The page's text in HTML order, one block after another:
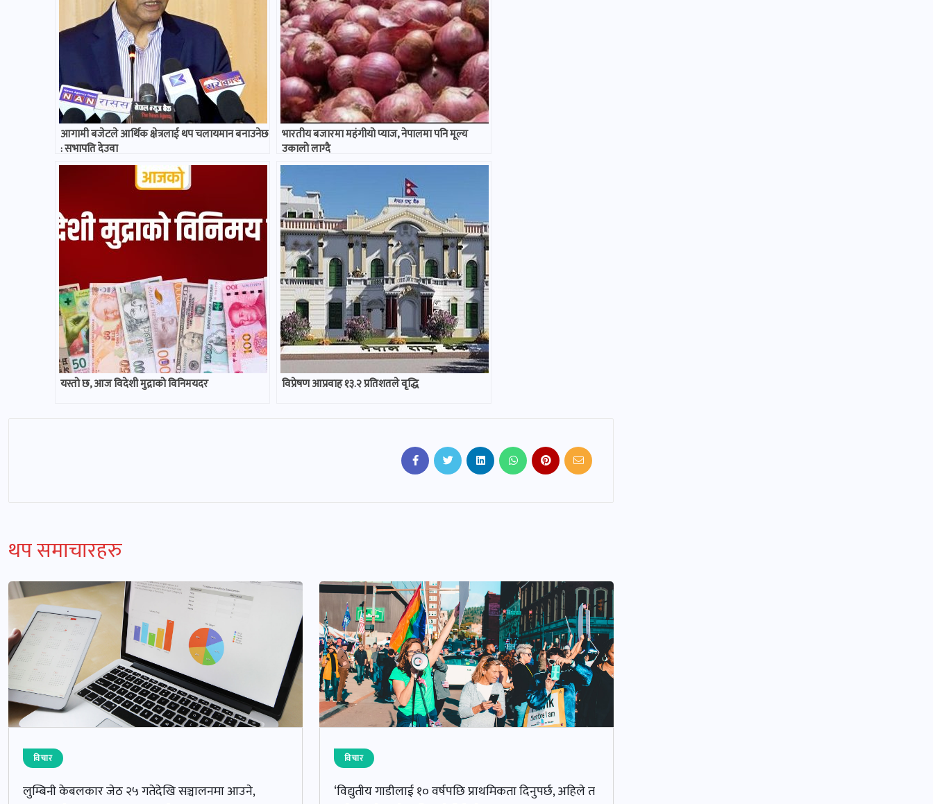
आगामी बजेटले आर्थिक क्षेत्रलाई थप चलायमान बनाउनेछ
: सभापति देउवा
भारतीय बजारमा महंगीयो प्याज, नेपालमा पनि मूल्य
उकालो लाग्दै
यस्तो छ, आज विदेशी मुद्राको विनिमयदर विप्रेषण आप्रवाह १३.२ प्रतिशतले वृद्धि
थप समाचारहरु
विचार
लुम्बिनी केबलकार जेठ २५ गतेदेखि सञ्चालनमा आउने,
विचार
‘विद्युतीय गाडीलाई १० वर्षपछि प्राथमिकता दिनुपर्छ, अहिले त